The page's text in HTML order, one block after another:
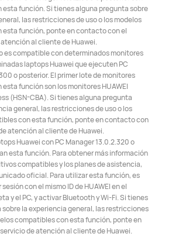
función. Si tienes alguna pregunta sobre
las restricciones de uso o los modelos
esta función, ponte en contacto con el
al cliente de Huawei.
es compatible con determinados monitores
laptops Huawei que ejecuten PC
o posterior. El primer lote de monitores
función son los monitores HUAWEI
(HSN-CBA). Si tienes alguna pregunta
general, las restricciones de uso o los
con esta función, ponte en contacto con
atención al cliente de Huawei.
Huawei con PC Manager 13.0.2.320 o
esta función. Para obtener más información
compatibles y los planes de asistencia,
oficial. Para utilizar esta función, es
con el mismo ID de HUAWEI en el
y el PC, y activar Bluetooth y Wi-Fi. Si tienes
la experiencia general, las restricciones
compatibles con esta función, ponte en
de atención al cliente de Huawei.